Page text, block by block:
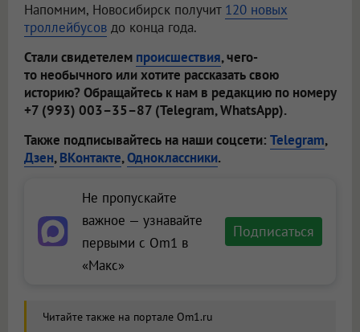
Напомним, Новосибирск получит 120 новых
троллейбусов до конца года.
Стали свидетелем происшествия, чего-
то необычного или хотите рассказать свою
историю? Обращайтесь к нам в редакцию по номеру
+7 (993) 003–35–87 (Telegram, WhatsApp).
Также подписывайтесь на наши соцсети: Telegram,
Дзен,ВКонтакте,Одноклассники.
Не пропускайте
важное — узнавайте
первыми с Om1 в
«Макс»
Подписаться
Читайте также на портале Om1.ru